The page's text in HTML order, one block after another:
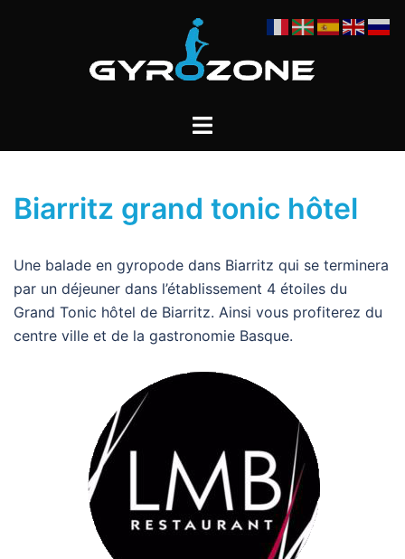
Ouvrir/fermer
Biarritz grand tonic hôtel
Une balade en gyropode dans Biarritz qui se terminera
par un déjeuner dans l’établissement 4 étoiles du
Grand Tonic hôtel de Biarritz. Ainsi vous profiterez du
centre ville et de la gastronomie Basque.